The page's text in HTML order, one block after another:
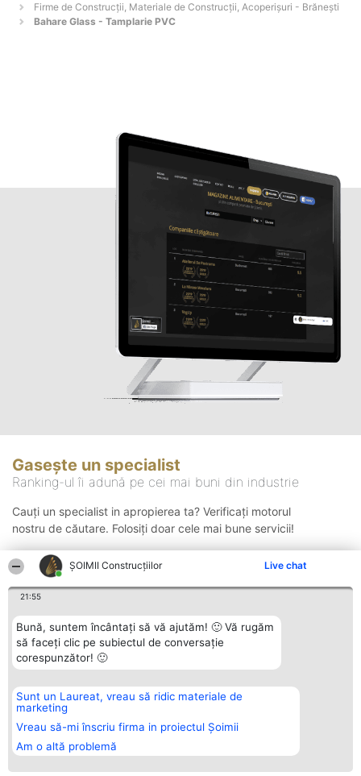
ȘOIMII Construcțiilor Live chat
21:55
Bună, suntem încântați să vă ajutăm! 🙂 Vă rugăm
să faceți clic pe subiectul de conversație
corespunzător! 🙂
Sunt un Laureat, vreau să ridic materiale de
marketing
Vreau să-mi înscriu firma in proiectul Șoimii
Am o altă problemă
Firme de Construcții, Materiale de Construcții, Acoperișuri - Brăneşti
Bahare Glass - Tamplarie PVC
Gasește un specialist
Ranking-ul îi adună pe cei mai buni din industrie
Cauți un specialist in apropierea ta? Verificați motorul
nostru de căutare. Folosiți doar cele mai bune servicii!
Organizator Ranking
BRIGHT SOLUTIONS BR SRL
Aleea Timisul De Sus 2 Bl. A30
Sc. A Et. 4 Ap. 13 Cod 061952
București
CUI 36737675
Plebiscyt
Lista Tuturor
Laureaților
Statut
Contact